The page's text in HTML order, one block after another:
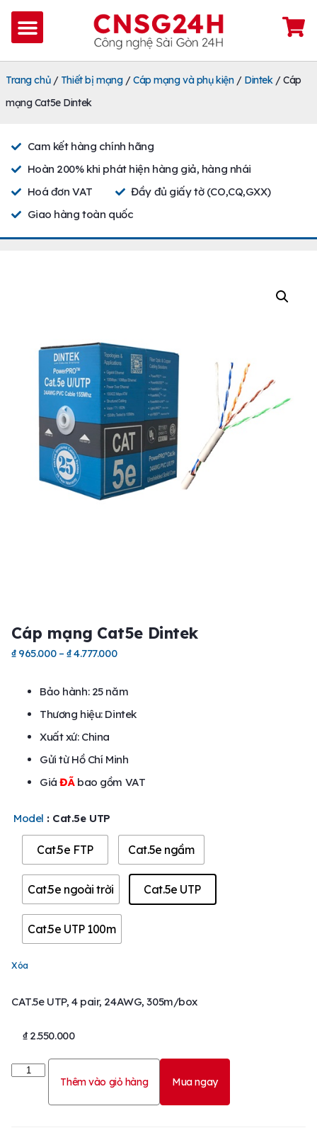
Trang chủ/ Thiết bị mạng/Cáp mạng và phụ kiện/ Dintek/ Cáp
mạng Cat5e Dintek
Cam kết hàng chính hãng
Hoàn 200% khi phát hiện hàng giả, hàng nhái
Hoá đơn VAT
Đầy đủ giấy tờ (CO,CQ,GXX)
Giao hàng toàn quốc
Cáp mạng Cat5e Dintek
₫965.000 – ₫4.777.000
Bảo hành: 25 năm
Thương hiệu: Dintek
Xuất xứ: China
Gửi từ Hồ Chí Minh
GiáĐÃbao gồm VAT
Model : Cat.5e UTP
Cat.5e FTP Cat.5e ngầm
Cat.5e ngoài trời Cat.5e UTP
Cat.5e UTP 100m
Xóa
CAT.5e UTP, 4 pair, 24AWG, 305m/box
₫2.550.000
Thêm vào giỏ hàng Mua ngay